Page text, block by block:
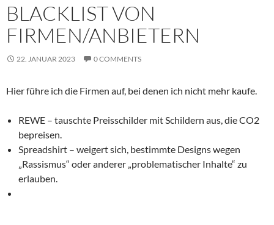
BLACKLIST VON
FIRMEN/ANBIETERN
22. JANUAR 2023 0 COMMENTS
Hier führe ich die Firmen auf, bei denen ich nicht mehr kaufe.
REWE – tauschte Preisschilder mit Schildern aus, die CO2
bepreisen.
Spreadshirt – weigert sich, bestimmte Designs wegen
„Rassismus“ oder anderer „problematischer Inhalte“ zu
erlauben.